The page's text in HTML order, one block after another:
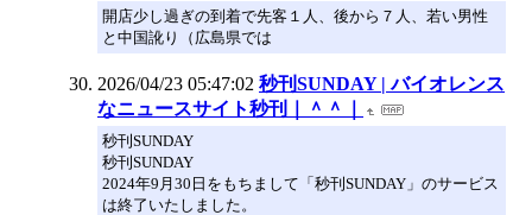
開店少し過ぎの到着で先客１人、後から７人、若い男性
と中国訛り（広島県では
2026/04/23 05:47:02 秒刊SUNDAY | バイオレンス
なニュースサイト秒刊｜＾＾｜
秒刊SUNDAY
秒刊SUNDAY
2024年9月30日をもちまして「秒刊SUNDAY」のサービス
は終了いたしました。